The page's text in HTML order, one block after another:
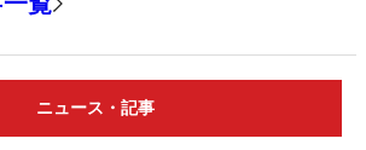
ニュース・記事